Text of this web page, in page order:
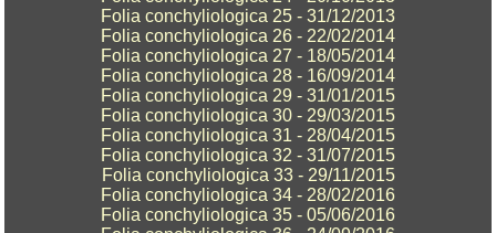
Folia conchyliologica 25 - 31/12/2013
Folia conchyliologica 26 - 22/02/2014
Folia conchyliologica 27 - 18/05/2014
Folia conchyliologica 28 - 16/09/2014
Folia conchyliologica 29 - 31/01/2015
Folia conchyliologica 30 - 29/03/2015
Folia conchyliologica 31 - 28/04/2015
Folia conchyliologica 32 - 31/07/2015
Folia conchyliologica 33 - 29/11/2015
Folia conchyliologica 34 - 28/02/2016
Folia conchyliologica 35 - 05/06/2016